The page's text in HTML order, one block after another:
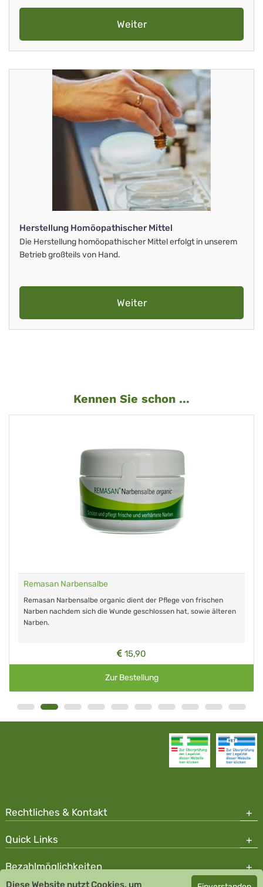
Weiter
Herstellung Homöopathischer Mittel
Die Herstellung homöopathischer Mittel erfolgt in unserem
Betrieb großteils von Hand.
Weiter
Kennen Sie schon ...
Remasan Narbensalbe
Remasan Narbensalbe organic dient der Pflege von frischen
Narben nachdem sich die Wunde geschlossen hat, sowie älteren
Narben.
15,90
Zur Bestellung
Rechtliches & Kontakt
Quick Links
Bezahlmöglichkeiten
Diese Website nutzt Cookies, um